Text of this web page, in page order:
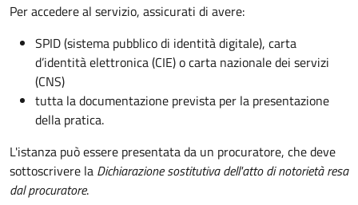
Per accedere al servizio, assicurati di avere:
SPID (sistema pubblico di identità digitale), carta
d’identità elettronica (CIE) o carta nazionale dei servizi
(CNS)
tutta la documentazione prevista per la presentazione
della pratica.
L'istanza può essere presentata da un procuratore, che deve
sottoscrivere la Dichiarazione sostitutiva dell'atto di notorietà resa
dal procuratore.